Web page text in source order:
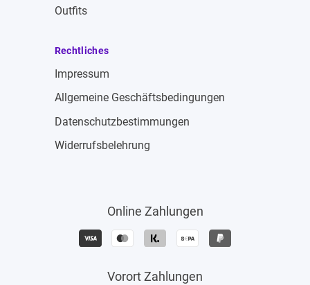
Outfits
Rechtliches
Impressum
Allgemeine Geschäftsbedingungen
Datenschutzbestimmungen
Widerrufsbelehrung
Online Zahlungen
Vorort Zahlungen